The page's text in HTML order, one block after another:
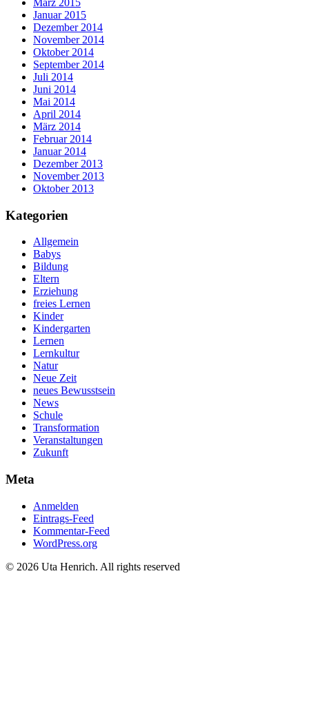
März 2015
Januar 2015
Dezember 2014
November 2014
Oktober 2014
September 2014
Juli 2014
Juni 2014
Mai 2014
April 2014
März 2014
Februar 2014
Januar 2014
Dezember 2013
November 2013
Oktober 2013
Kategorien
Allgemein
Babys
Bildung
Eltern
Erziehung
freies Lernen
Kinder
Kindergarten
Lernen
Lernkultur
Natur
Neue Zeit
neues Bewusstsein
News
Schule
Transformation
Veranstaltungen
Zukunft
Meta
Anmelden
Eintrags-Feed
Kommentar-Feed
WordPress.org
© 2026 Uta Henrich. All rights reserved